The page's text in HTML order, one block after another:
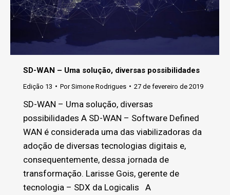
SD-WAN – Uma solução, diversas possibilidades
Edição 13 PorSimone Rodrigues 27 de fevereiro de 2019
SD-WAN – Uma solução, diversas
possibilidades A SD-WAN – Software Defined
WAN é considerada uma das viabilizadoras da
adoção de diversas tecnologias digitais e,
consequentemente, dessa jornada de
transformação. Larisse Gois, gerente de
tecnologia – SDX da Logicalis A